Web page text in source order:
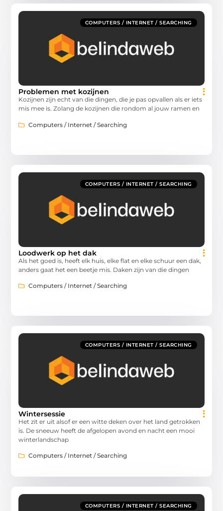
COMPUTERS / INTERNET / SEARCHING
Problemen met kozijnen
Kozijnen zijn echt van die dingen, die je pas opvallen als er iets
mis mee is. Zolang de kozijnen die rondom al jouw ramen en
Computers / Internet / Searching
COMPUTERS / INTERNET / SEARCHING
Loodwerk op het dak
Als het goed is, heeft elk huis, elke flat en elke schuur een dak,
anders gaat het een beetje mis. Daken zijn van die dingen
Computers / Internet / Searching
COMPUTERS / INTERNET / SEARCHING
Wintersessie
Het zit er uit alsof er een witte deken over het land getrokken
is. De sneeuw heeft de afgelopen avond en nacht een mooi
winterlandschap
Computers / Internet / Searching
COMPUTERS / INTERNET / SEARCHING